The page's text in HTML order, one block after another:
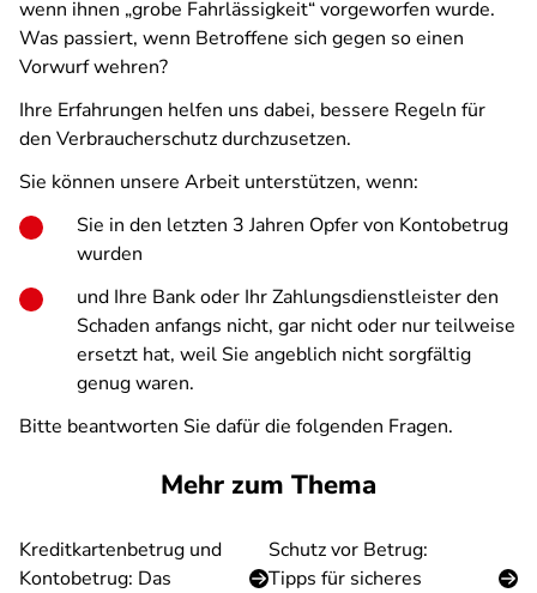
wenn ihnen „grobe Fahrlässigkeit“ vorgeworfen wurde.
Was passiert, wenn Betroffene sich gegen so einen
Vorwurf wehren?
Ihre Erfahrungen helfen uns dabei, bessere Regeln für
den Verbraucherschutz durchzusetzen.
Sie können unsere Arbeit unterstützen, wenn:
Sie in den letzten 3 Jahren Opfer von Kontobetrug
wurden
und Ihre Bank oder Ihr Zahlungsdienstleister den
Schaden anfangs nicht, gar nicht oder nur teilweise
ersetzt hat, weil Sie angeblich nicht sorgfältig
genug waren.
Bitte beantworten Sie dafür die folgenden Fragen.
Mehr zum Thema
Kreditkartenbetrug und
Kontobetrug: Das
Schutz vor Betrug:
Tipps für sicheres